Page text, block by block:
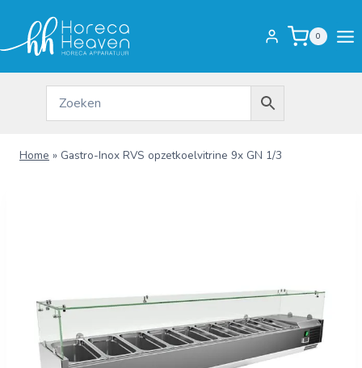
inhoud
0
Home » Gastro-Inox RVS opzetkoelvitrine 9x GN 1/3